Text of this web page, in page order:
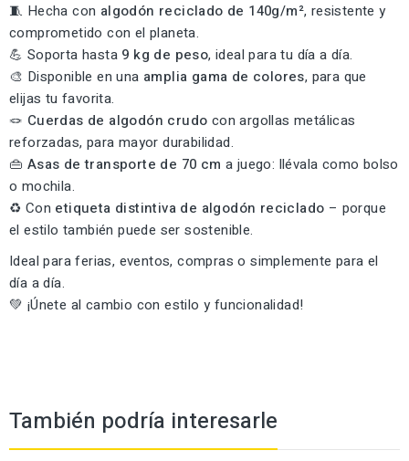
🧵 Hecha con algodón reciclado de 140g/m², resistente y
comprometido con el planeta.
💪 Soporta hasta 9 kg de peso, ideal para tu día a día.
🎨 Disponible en una amplia gama de colores, para que
elijas tu favorita.
🪢 Cuerdas de algodón crudo con argollas metálicas
reforzadas, para mayor durabilidad.
👜 Asas de transporte de 70 cm a juego: llévala como bolso
o mochila.
♻️ Con etiqueta distintiva de algodón reciclado – porque
el estilo también puede ser sostenible.
Ideal para ferias, eventos, compras o simplemente para el
día a día.
💚 ¡Únete al cambio con estilo y funcionalidad!
También podría interesarle